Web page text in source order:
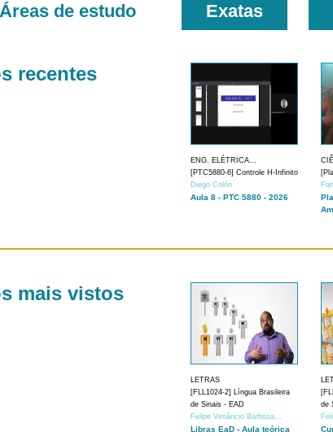
Áreas de estudo Exatas
recentes
ENG. ELÉTRICA...
[PTC5880-6] Controle H-Infinito
Diego Colón
Aula 8 - PTC 5880 - 2026
mais vistos
LETRAS
[FLL1024-2] Língua Brasileira
de Sinais - EAD
Felipe Venâncio Barbosa...
Libras EaD - Aula teórica
de